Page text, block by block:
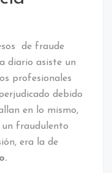
de fraude
diario asiste un
profesionales
debido
en lo mismo,
un fraudulento
era la de